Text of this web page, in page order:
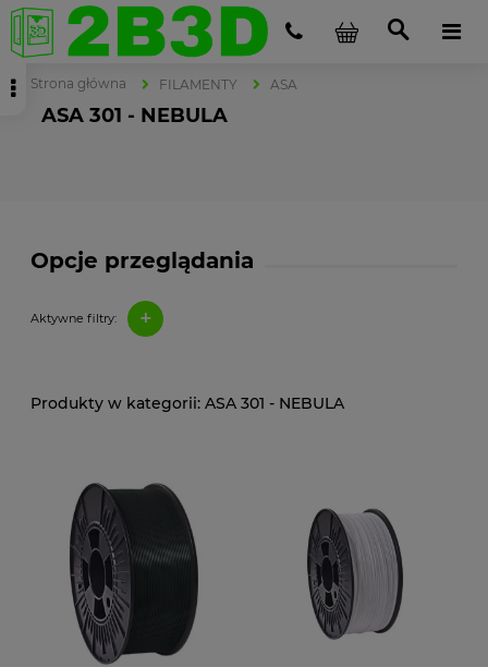
Strona główna FILAMENTY ASA
ASA 301 - NEBULA
Opcje przeglądania
Aktywne filtry: +
ASA 301 - NEBULA